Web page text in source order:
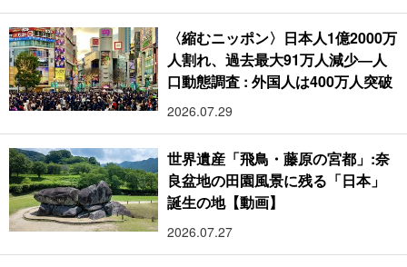
〈縮むニッポン〉日本人1億2000万
人割れ、過去最大91万人減少―人
口動態調査 : 外国人は400万人突破
2026.07.29
世界遺産「飛鳥・藤原の宮都」:奈
良盆地の田園風景に残る「日本」
誕生の地【動画】
2026.07.27